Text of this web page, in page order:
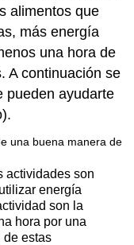
alimentos que
más energía
una hora de
A continuación se
pueden ayudarte
actividades son
energía
son la
hora por una
de estas